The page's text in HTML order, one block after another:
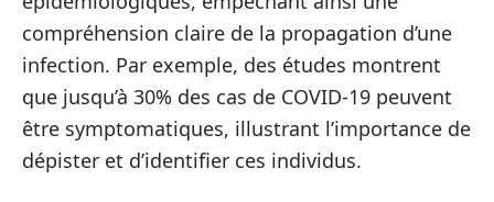
compréhension claire de la propagation d’une
infection. Par exemple, des études montrent
que jusqu’à 30% des cas de COVID-19 peuvent
être symptomatiques, illustrant l’importance de
dépister et d’identifier ces individus.